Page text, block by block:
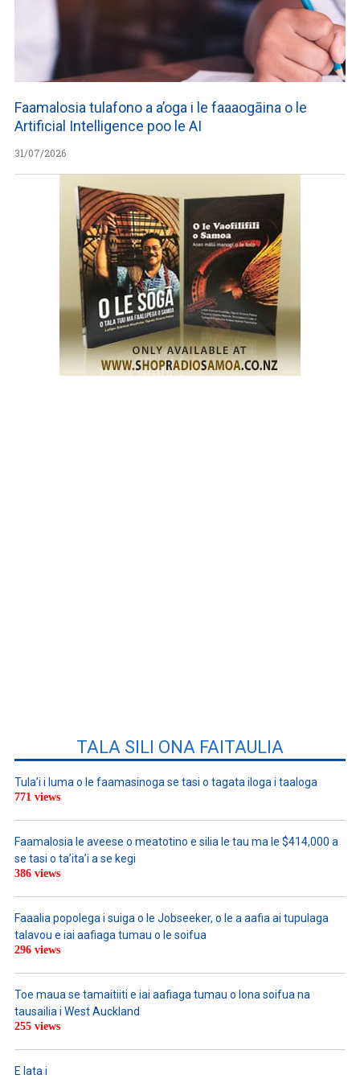
Faamalosia tulafono a a’oga i le faaaogāina o le
Artificial Intelligence poo le AI
31/07/2026
TALA SILI ONA FAITAULIA
Tula’i i luma o le faamasinoga se tasi o tagata iloga i taaloga
771 views
Faamalosia le aveese o meatotino e silia le tau ma le $414,000 a
se tasi o ta’ita’i a se kegi
386 views
Faaalia popolega i suiga o le Jobseeker, o le a aafia ai tupulaga
talavou e iai aafiaga tumau o le soifua
296 views
Toe maua se tamaitiiti e iai aafiaga tumau o lona soifua na
tausailia i West Auckland
255 views
E lata i